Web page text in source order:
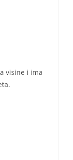
visine i ima